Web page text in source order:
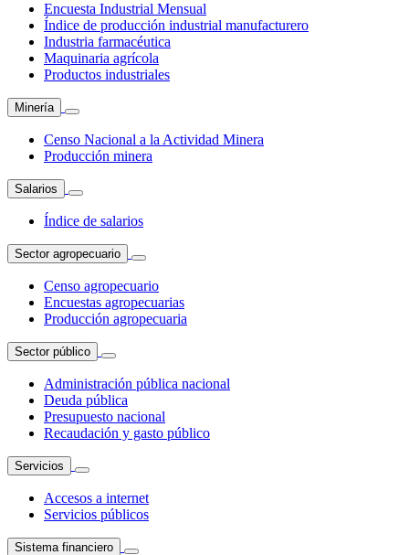
Encuesta Industrial Mensual
Índice de producción industrial manufacturero
Industria farmacéutica
Maquinaria agrícola
Productos industriales
Minería
Censo Nacional a la Actividad Minera
Producción minera
Salarios
Índice de salarios
Sector agropecuario
Censo agropecuario
Encuestas agropecuarias
Producción agropecuaria
Sector público
Administración pública nacional
Deuda pública
Presupuesto nacional
Recaudación y gasto público
Servicios
Accesos a internet
Servicios públicos
Sistema financiero